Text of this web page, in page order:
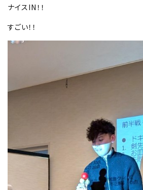
ナイスIN！！
すごい！！